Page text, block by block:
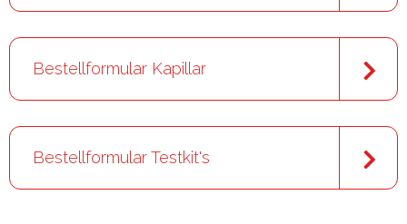
Bestellformular Kapillar
Bestellformular Testkit's